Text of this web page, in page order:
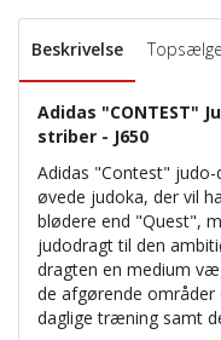
Beskrivelse
Adidas "CONTEST"
striber - J650
Adidas "Contest"
øvede judoka, der vil
blødere end "Quest",
judodragt til den
dragten en medium
de afgørende
daglige træning samt